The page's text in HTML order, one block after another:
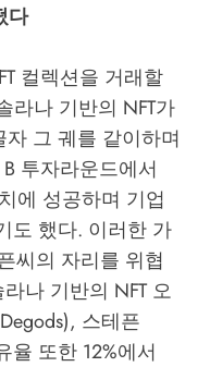
다
컬렉션을 거래할
라나 기반의 NFT가
그 궤를 같이하며
투자라운드에서
에 성공하며 기업
도 했다. 이러한 가
씨의 자리를 위협
나 기반의 NFT 오
스테픈
율 또한 12%에서